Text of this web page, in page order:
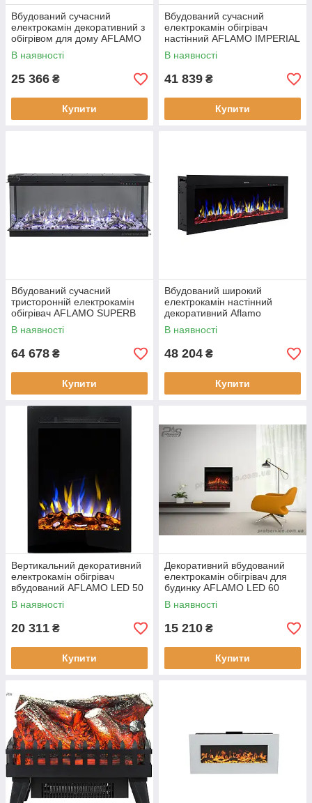
Вбудований сучасний
електрокамін декоративний з
обігрівом для дому AFLAMO
LED 130 CLASSIC
електрична вставка
В наявності
25 366 ₴
Купити
Вбудований сучасний
електрокамін обігрівач
настінний AFLAMO IMPERIAL
50 для квартири або дачі
В наявності
41 839 ₴
Купити
Вбудований сучасний
тристоронній електрокамін
обігрівач AFLAMO SUPERB
60 для квартири або дачі
В наявності
64 678 ₴
Купити
Вбудований широкий
електрокамін настінний
декоративний Aflamo
DIAMOND 150 з обігрівом для
квартири, дачі
В наявності
48 204 ₴
Купити
Вертикальний декоративний
електрокамін обігрівач
вбудований AFLAMO LED 50
PRO електрична вставка
В наявності
20 311 ₴
Купити
Декоративний вбудований
електрокамін обігрівач для
будинку AFLAMO LED 60
CLASSIC електрична вставка
В наявності
15 210 ₴
Купити